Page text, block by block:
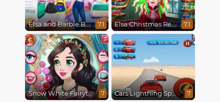
Elsa and Barbie Blind Date 7.1 Elsa Christmas Real Haircuts 7.1
Snow White Fairytale Dress Up 7 Cars Lightning Speed 7